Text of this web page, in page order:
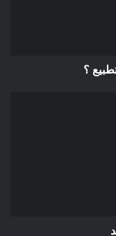
،بأسلوب جداب يصل
؟